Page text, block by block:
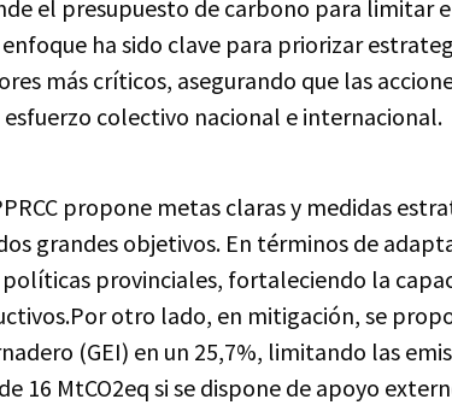
el presupuesto de carbono para limitar
enfoque ha sido clave para priorizar
más críticos, asegurando que las
colectivo nacional e internacional.
propone metas claras y medidas
grandes objetivos. En términos de
provinciales, fortaleciendo la
otro lado, en mitigación, se
(GEI) en un 25,7%, limitando las
16 MtCO2eq si se dispone de apoyo